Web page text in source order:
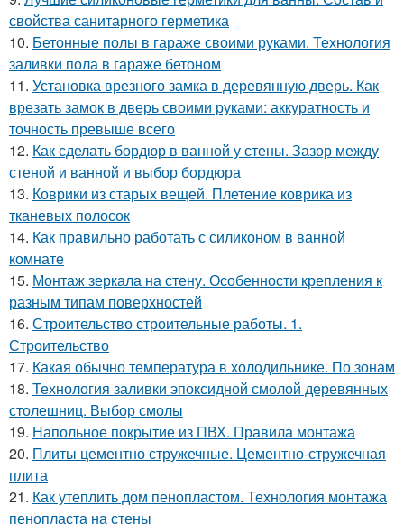
свойства санитарного герметика
10. Бетонные полы в гараже своими руками. Технология
заливки пола в гараже бетоном
11. Установка врезного замка в деревянную дверь. Как
врезать замок в дверь своими руками: аккуратность и
точность превыше всего
12. Как сделать бордюр в ванной у стены. Зазор между
стеной и ванной и выбор бордюра
13. Коврики из старых вещей. Плетение коврика из
тканевых полосок
14. Как правильно работать с силиконом в ванной
комнате
15. Монтаж зеркала на стену. Особенности крепления к
разным типам поверхностей
16. Строительство строительные работы. 1.
Строительство
17. Какая обычно температура в холодильнике. По зонам
18. Технология заливки эпоксидной смолой деревянных
столешниц. Выбор смолы
19. Напольное покрытие из ПВХ. Правила монтажа
20. Плиты цементно стружечные. Цементно-стружечная
плита
21. Как утеплить дом пенопластом. Технология монтажа
пенопласта на стены